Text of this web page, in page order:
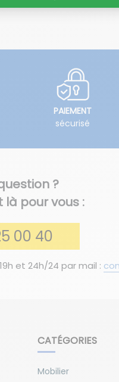
?
là pour vous :
00 40
et 24h/24 par mail :
PAIEMENT
sécurisé
CATÉGORIES
Mobilier